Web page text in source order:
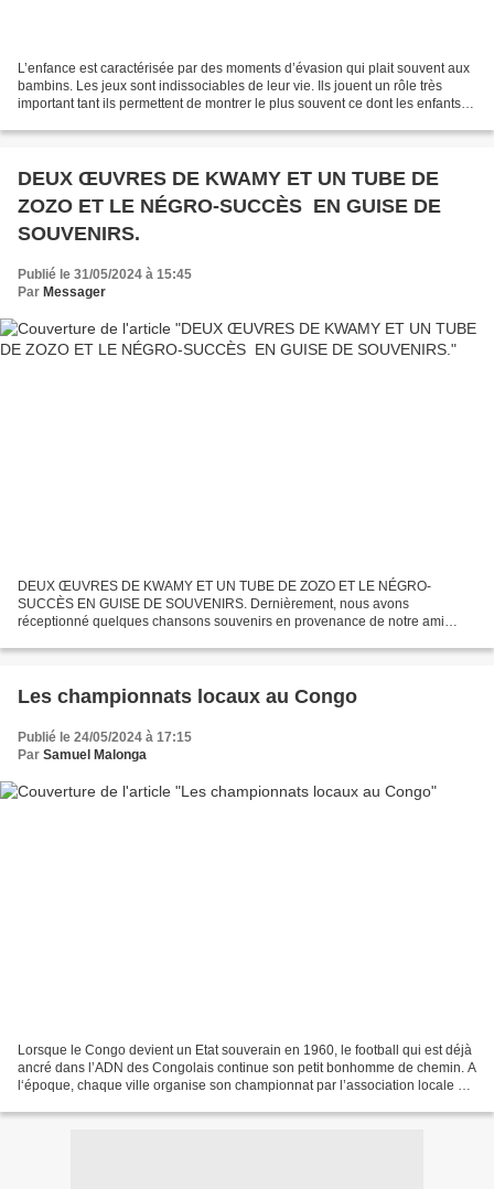
L’enfance est caractérisée par des moments d’évasion qui plait souvent aux
bambins. Les jeux sont indissociables de leur vie. Ils jouent un rôle très
important tant ils permettent de montrer le plus souvent ce dont les enfants
DEUX ŒUVRES DE KWAMY ET UN TUBE DE
ZOZO ET LE NÉGRO-SUCCÈS EN GUISE DE
SOUVENIRS.
Publié le 31/05/2024 à 15:45
Par Messager
DEUX ŒUVRES DE KWAMY ET UN TUBE DE ZOZO ET LE NÉGRO-
SUCCÈS EN GUISE DE SOUVENIRS. Dernièrement, nous avons
réceptionné quelques chansons souvenirs en provenance de notre ami
ces...
Les championnats locaux au Congo
Publié le 24/05/2024 à 17:15
Par Samuel Malonga
Lorsque le Congo devient un Etat souverain en 1960, le football qui est déjà
ancré dans l’ADN des Congolais continue son petit bonhomme de chemin. A
l‘époque, chaque ville organise son championnat par l’association locale de